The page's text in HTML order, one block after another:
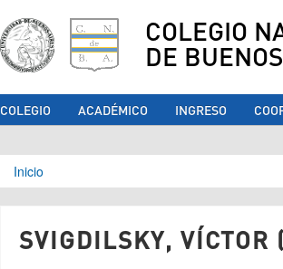
COLEGIO
DE
COLEGIO ACADÉMICO INGRESO
Se encuentra usted
Inicio
SVIGDILSKY, VÍCTOR